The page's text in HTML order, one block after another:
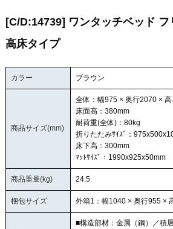
[C/D:14739] ワンタッチベッド フ
高床タイプ
カラー ブラウン
商品サイズ(mm)
全体：幅975 × 奥行2070 ×
床面高：380mm
耐荷重(全体)：80kg
折りたたみｻｲｽﾞ：
床下高：300mm
ﾏｯﾄｻｲｽﾞ：1990x925x50mm
商品重量(kg) 24.5
梱包サイズ 外箱1：幅1040 × 奥行955 ×
■構造部材：金属（鋼）／積